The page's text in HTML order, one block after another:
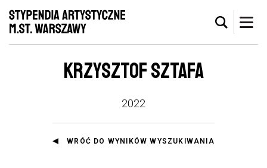
KRZYSZTOF SZTAFA
2022
WRÓĆ DO WYNIKÓW WYSZUKIWANIA